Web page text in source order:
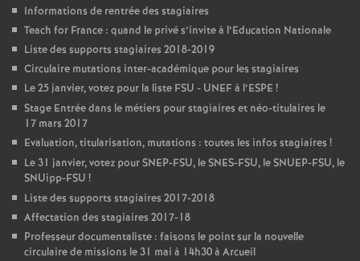
Informations de rentrée des stagiaires
Teach for France : quand le privé s’invite à l’Education Nationale
Liste des supports stagiaires 2018-2019
Circulaire mutations inter-académique pour les stagiaires
Le 25 janvier, votez pour la liste FSU - UNEFà l’ESPE !
Stage Entrée dans le métiers pour stagiaires et néo-titulaires le
17 mars 2017
Evaluation, titularisation, mutations : toutes les infos stagiaires !
Le 31 janvier, votez pourSNEP-FSU, leSNES-FSU, leSNUEP-FSU, le
SNUipp-FSU !
Liste des supports stagiaires 2017-2018
Affectation des stagiaires 2017-18
Professeur documentaliste : faisons le point sur la nouvelle
circulaire de missions le 31 mai à 14h30 à Arcueil